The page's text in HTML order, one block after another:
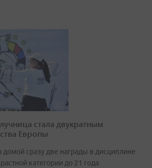
стала двукратным
Европы
сразу две награды в дисциплине
категории до 21 года